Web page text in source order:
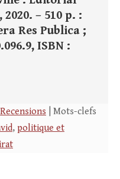
– 510 p. :
Res Publica ;
ISBN :
Recensions | Mots-clefs
, politique et